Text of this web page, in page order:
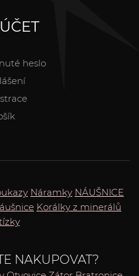
heslo
Náramky NÁUŠNICE
Korálky z minerálů
NAKUPOVAT?